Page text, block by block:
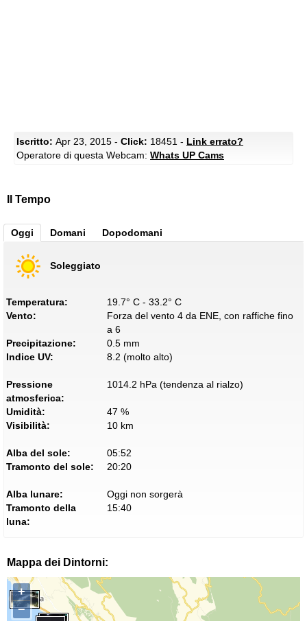
Iscritto: Apr 23, 2015 - Click: 18451 - Link errato?
Operatore di questa Webcam: Whats UP Cams
Il Tempo
Oggi Domani Dopodomani
Soleggiato
Temperatura:
19.7° C - 33.2° C
Vento:
Forza del vento 4 da ENE, con raffiche fino
a 6
Precipitazione:
0.5 mm
Indice UV:
8.2 (molto alto)
Pressione
atmosferica:
1014.2 hPa (tendenza al rialzo)
Umidità:
47 %
Visibilità:
10 km
Alba del sole:
05:52
Tramonto del sole:
20:20
Alba lunare:
Oggi non sorgerà
Tramonto della
luna:
15:40
Mappa dei Dintorni:
+
−